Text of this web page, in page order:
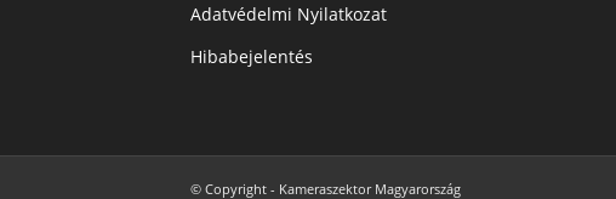
Adatvédelmi Nyilatkozat
Hibabejelentés
© Copyright - Kameraszektor Magyarország